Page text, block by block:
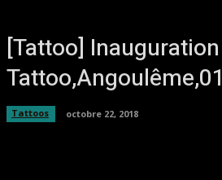
[Tattoo]
Tattoos octobre 22, 2018